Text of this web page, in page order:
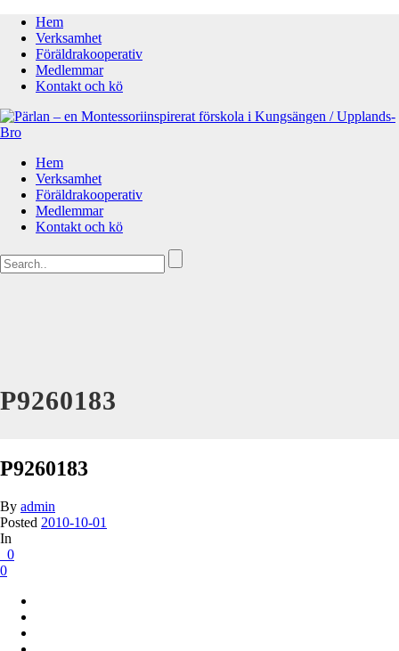
Hem
Verksamhet
Föräldrakooperativ
Medlemmar
Kontakt och kö
Hem
Verksamhet
Föräldrakooperativ
Medlemmar
Kontakt och kö
P9260183
P9260183
By admin
Posted 2010-10-01
In
0
0